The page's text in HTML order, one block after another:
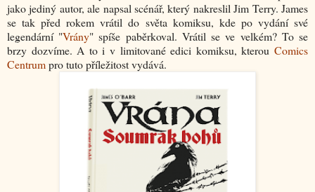
jako jediný autor, ale napsal scénář, který nakreslil Jim Terry. James
se tak před rokem vrátil do světa komiksu, kde po vydání své
legendární "Vrány" spíše paběrkoval. Vrátil se ve velkém? To se
brzy dozvíme. A to i v limitované edici komiksu, kterou Comics
Centrumpro tuto příležitost vydává.